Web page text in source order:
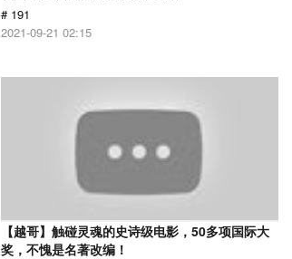
# 191
2021-09-21 02:15
【越哥】触碰灵魂的史诗级电影，50多项国际大
奖，不愧是名著改编！